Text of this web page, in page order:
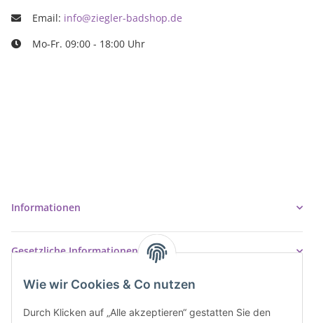
Wie wir Cookies & Co nutzen
Durch Klicken auf „Alle akzeptieren“ gestatten Sie den
Email: info@ziegler-badshop.de
Mo-Fr. 09:00 - 18:00 Uhr
Informationen
Gesetzliche Informationen